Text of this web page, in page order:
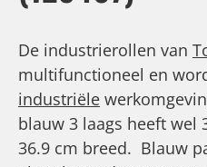
De industrierollen van
multifunctioneel en
industriële
blauw 3 laags heeft wel
36.9 cm breed. Blauw